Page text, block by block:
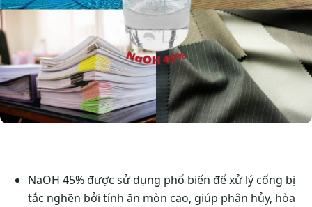
NaOH 45% được sử dụng phổ biến để xử lý cống bị
tắc nghẽn bởi tính ăn mòn cao, giúp phân hủy, hòa